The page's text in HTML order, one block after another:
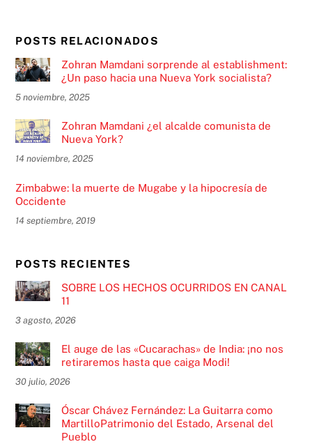
POSTS RELACIONADOS
Zohran Mamdani sorprende al establishment:
¿Un paso hacia una Nueva York socialista?
5 noviembre, 2025
Zohran Mamdani ¿el alcalde comunista de
Nueva York?
14 noviembre, 2025
Zimbabwe: la muerte de Mugabe y la hipocresía de
Occidente
14 septiembre, 2019
POSTS RECIENTES
SOBRE LOS HECHOS OCURRIDOS EN CANAL
11
3 agosto, 2026
El auge de las «Cucarachas» de India: ¡no nos
retiraremos hasta que caiga Modi!
30 julio, 2026
Óscar Chávez Fernández: La Guitarra como
MartilloPatrimonio del Estado, Arsenal del
Pueblo